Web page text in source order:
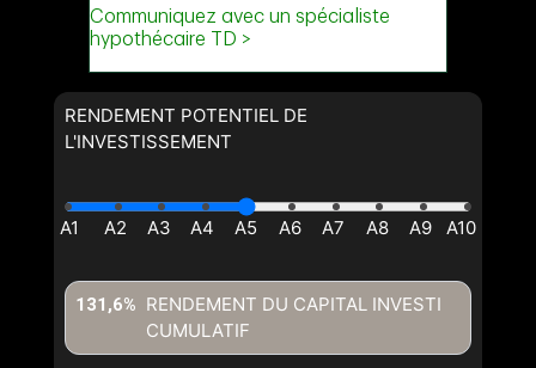
RENDEMENT POTENTIEL DE
L'INVESTISSEMENT
RENDEMENT DU CAPITAL INVESTI
CUMULATIF
131,6%